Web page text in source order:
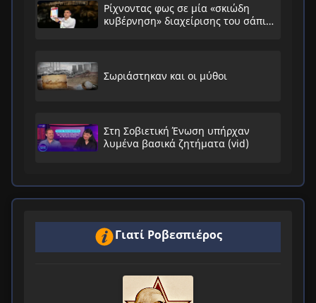
Ρίχνοντας φως σε μία «σκιώδη
κυβέρνηση» διαχείρισης του σάπιου
Σωριάστηκαν και οι μύθοι
Στη Σοβιετική Ένωση υπήρχαν
λυμένα βασικά ζητήματα (vid)
Γιατί Ροβεσπιέρος